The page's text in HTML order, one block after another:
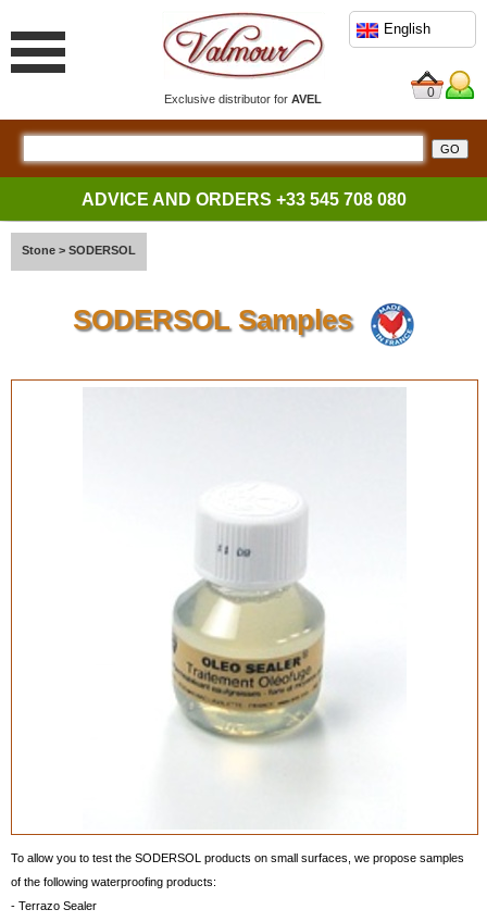
Exclusive distributor forAVEL
English
0
ADVICE AND ORDERS +33 545 708 080
Stone > SODERSOL
SODERSOL Samples
To allow you to test the SODERSOL products on small surfaces, we propose samples
of the following waterproofing products:
- Terrazo Sealer